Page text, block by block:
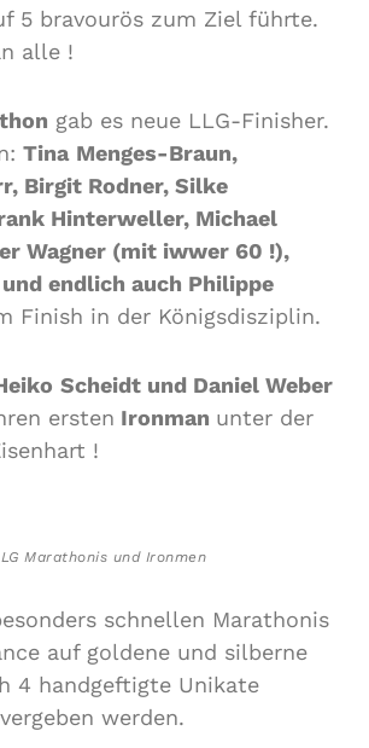
5 bravourös zum Ziel führte.
alle !
gab es neue LLG-Finisher.
Tina Menges-Braun,
Birgit Rodner, Silke
Hinterweller, Michael
Wagner (mit iwwer 60 !),
endlich auch Philippe
Finish in der Königsdisziplin.
Scheidt und Daniel Weber
ersten Ironman unter der
!
Marathonis und Ironmen
schnellen Marathonis
auf goldene und silberne
4 handgeftigte Unikate
werden.